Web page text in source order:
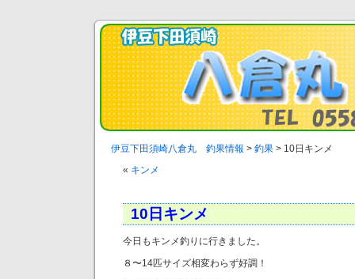
伊豆下田須崎八倉丸 釣果情報 > 釣果 > 10日キンメ
« キンメ
10日キンメ
今日もキンメ釣りに行きました。
８〜14匹サイズ相変わらず好調！